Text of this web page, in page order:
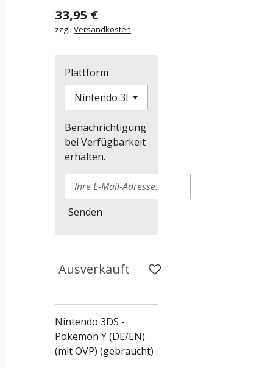
33,95 €
zzgl. Versandkosten
Plattform
Benachrichtigung
bei Verfügbarkeit
erhalten.
Senden
Ausverkauft
Nintendo 3DS -
Pokemon Y (DE/EN)
(mit OVP) (gebraucht)